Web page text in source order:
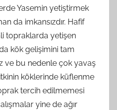
Yasemin yetiştirmek
da imkansızdır. Hafif
topraklarda yetişen
kök gelişimini tam
ve bu nedenle çok yavaş
köklerinde küflenme
tercih edilmemesi
yine de ağır